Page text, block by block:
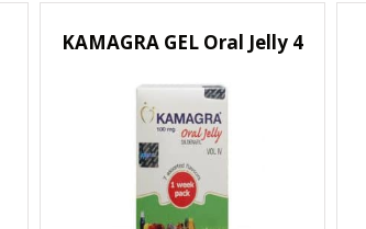
KAMAGRA GEL Oral Jelly 4